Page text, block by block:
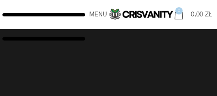
MENU 0 0,00 ZŁ